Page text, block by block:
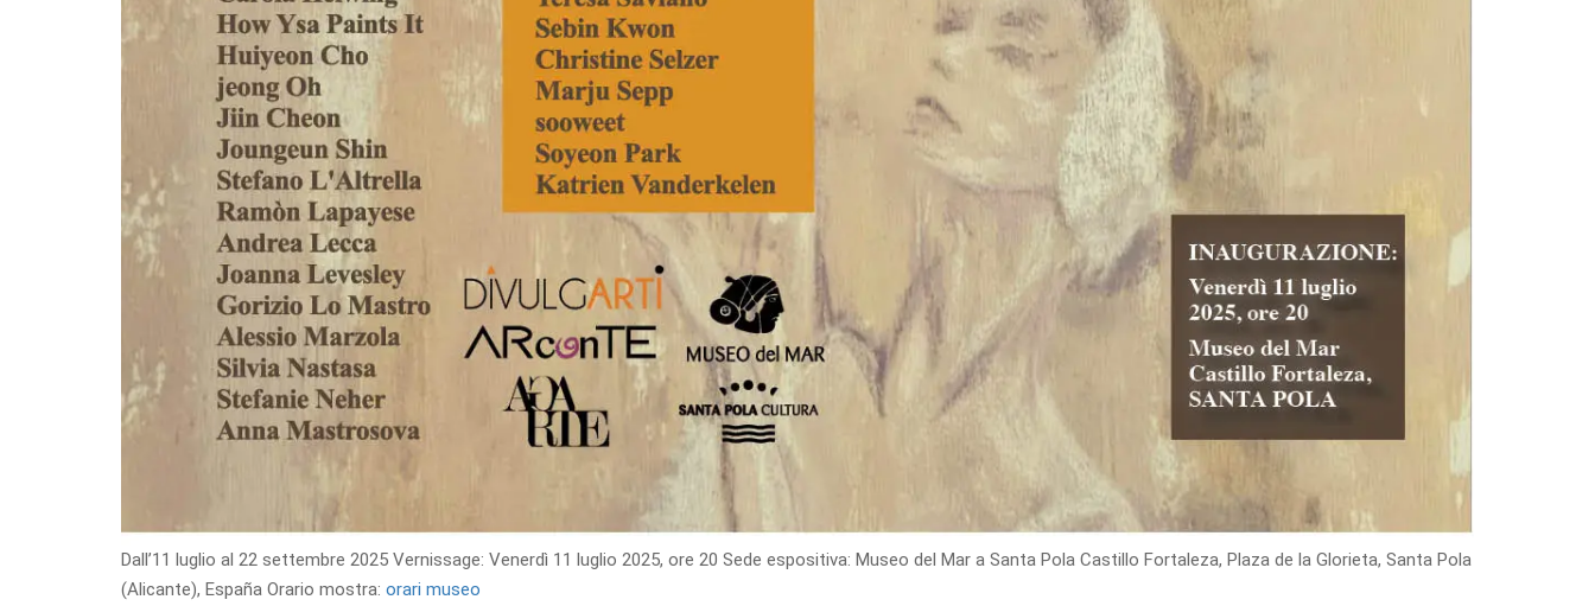
Dall’11 luglio al 22 settembre 2025 Vernissage: Venerdì 11 luglio 2025, ore 20 Sede espositiva: Museo del Mar a Santa Pola Castillo Fortaleza, Plaza de la Glorieta, Santa Pola
(Alicante), España Orario mostra: orari museo